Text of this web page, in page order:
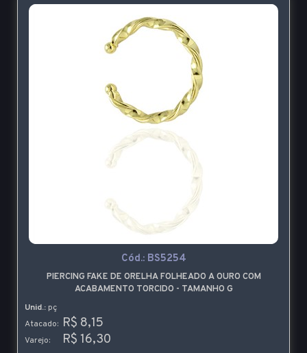
Cód.: BS5254
PIERCING FAKE DE ORELHA FOLHEADO A OURO COM
ACABAMENTO TORCIDO - TAMANHO G
Unid.: pç
Atacado: R$ 8,15
Varejo: R$ 16,30